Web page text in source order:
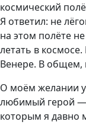
космический
Я ответил: не
на этом полёте
летать в
Венере. В общем,
О моём желании
любимый герой —
которым я давно